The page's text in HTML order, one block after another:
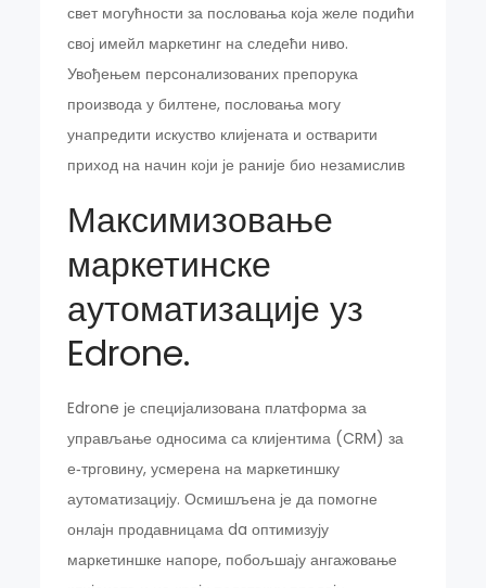
свет могућности за пословања која желе подићи
свој имейл маркетинг на следећи ниво.
Увођењем персонализованих препорука
производа у билтене, пословања могу
унапредити искуство клијената и остварити
приход на начин који је раније био незамислив
Максимизовање
маркетинске
аутоматизације уз
Edrone.
Edrone је специјализована платформа за
управљање односима са клијентима (CRM) за
е‑трговину, усмерена на маркетиншку
аутоматизацију. Осмишљена је да помогне
онлајн продавницама da оптимизују
маркетиншке напоре, побољшају ангажовање